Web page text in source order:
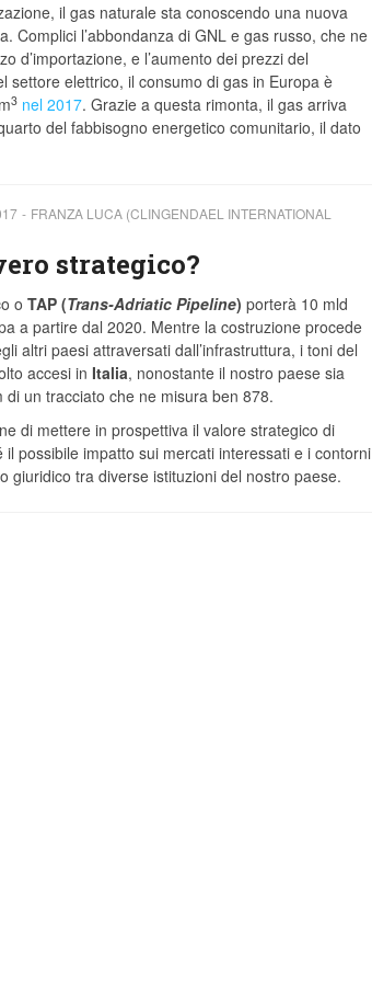
il gas naturale sta conoscendo una nuova
Complici l’abbondanza di GNL e gas russo, che ne
d’importazione, e l’aumento dei prezzi del
settore elettrico, il consumo di gas in Europa è
3 nel 2017. Grazie a questa rimonta, il gas arriva
del fabbisogno energetico comunitario, il dato
FRANZA LUCA (CLINGENDAEL INTERNATIONAL
strategico?
o TAP (Trans-Adriatic Pipeline) porterà 10 mld
a partire dal 2020. Mentre la costruzione procede
altri paesi attraversati dall’infrastruttura, i toni del
accesi in Italia, nonostante il nostro paese sia
un tracciato che ne misura ben 878.
di mettere in prospettiva il valore strategico di
possibile impatto sui mercati interessati e i contorni
giuridico tra diverse istituzioni del nostro paese.